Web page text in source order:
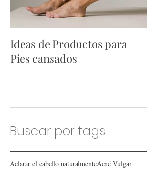
Ideas de Productos para
Buscar por tags